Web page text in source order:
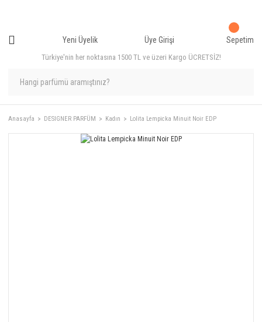
Türkiye'nin her noktasına 1500 TL ve üzeri Kargo ÜCRETSİZ!
Yeni Üyelik Üye Girişi Sepetim
Anasayfa DESIGNER PARFÜM Kadın Lolita Lempicka Minuit Noir EDP